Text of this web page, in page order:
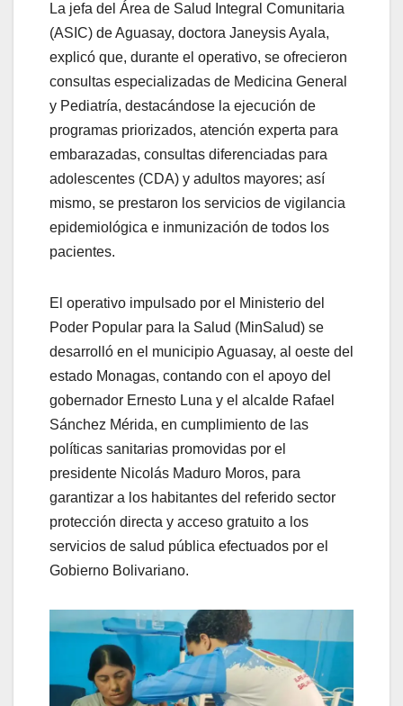
La jefa del Área de Salud Integral Comunitaria
(ASIC) de Aguasay, doctora Janeysis Ayala,
explicó que, durante el operativo, se ofrecieron
consultas especializadas de Medicina General
y Pediatría, destacándose la ejecución de
programas priorizados, atención experta para
embarazadas, consultas diferenciadas para
adolescentes (CDA) y adultos mayores; así
mismo, se prestaron los servicios de vigilancia
epidemiológica e inmunización de todos los
pacientes.
El operativo impulsado por el Ministerio del
Poder Popular para la Salud (MinSalud) se
desarrolló en el municipio Aguasay, al oeste del
estado Monagas, contando con el apoyo del
gobernador Ernesto Luna y el alcalde Rafael
Sánchez Mérida, en cumplimiento de las
políticas sanitarias promovidas por el
presidente Nicolás Maduro Moros, para
garantizar a los habitantes del referido sector
protección directa y acceso gratuito a los
servicios de salud pública efectuados por el
Gobierno Bolivariano.